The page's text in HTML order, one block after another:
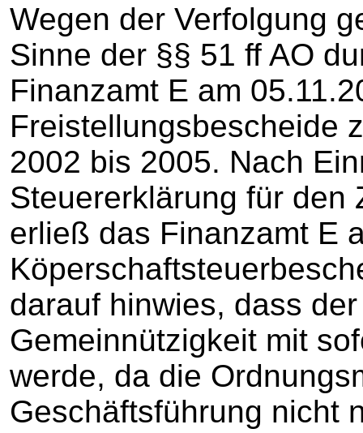
Wegen der Verfolgung
Sinne der §§ 51 ff AO
Finanzamt E am
Freistellungsbescheide
2002 bis 2005. Nach
Steuererklärung für den
erließ das Finanzamt E
darauf hinwies, dass
Gemeinnützigkeit mit
werde, da die
Geschäftsführung nicht